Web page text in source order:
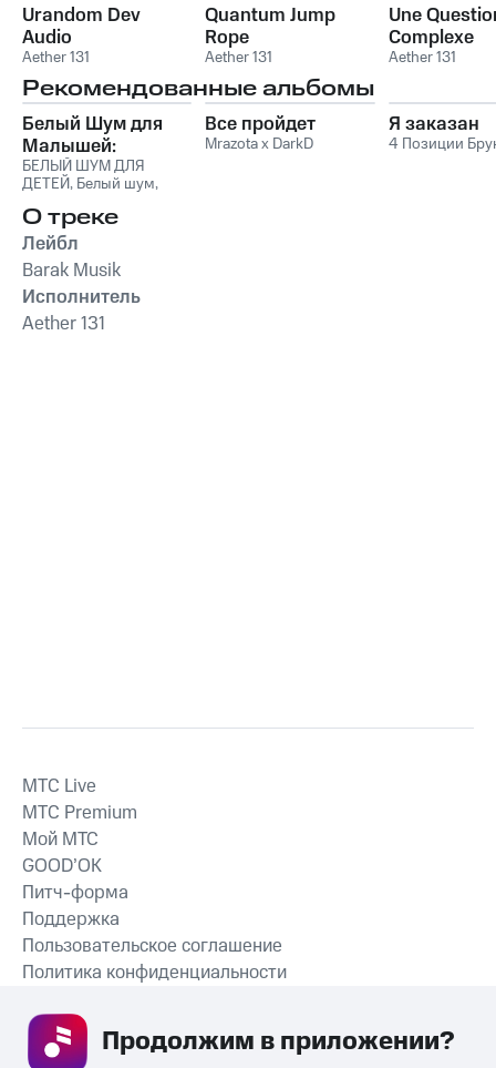
Urandom Dev
Audio
Aether 131
Quantum Jump
Rope
Aether 131
Une
Complexe
Aether 131
Рекомендованные альбомы
Белый Шум для
Малышей:
Крепкий Сон и
Успокоение Плача
БЕЛЫЙ ШУМ ДЛЯ
ДЕТЕЙ, Белый шум,
Sleep Music
Все пройдет
Mrazota x DarkD
Я заказан
4 Позиции
О треке
Лейбл
Barak Musik
Исполнитель
Aether 131
СКАЧАТЬ ПРИЛОЖЕНИЕ
MTС Live
MTС Premium
Мой МТС
GOOD’OK
Питч-форма
Поддержка
Пользовательское соглашение
Политика конфиденциальности